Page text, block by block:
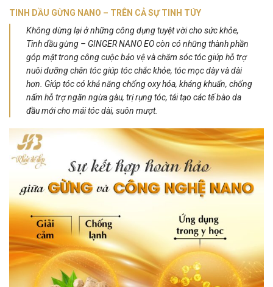
TINH DẦU GỪNG NANO – TRÊN CẢ SỰ TINH TÚY
Không dừng lại ở những công dụng tuyệt vời cho sức khỏe,
Tinh dầu gừng – GINGER NANO EO còn có những thành phần
góp mặt trong công cuộc bảo vệ và chăm sóc tóc giúp hỗ trợ
nuôi dưỡng chân tóc giúp tóc chắc khỏe, tóc mọc dày và dài
hơn. Giúp tóc có khả năng chống oxy hóa, kháng khuẩn, chống
nấm hỗ trợ ngăn ngừa gàu, trị rụng tóc, tái tạo các tế bào da
đầu mới cho mái tóc dài, suôn mượt.